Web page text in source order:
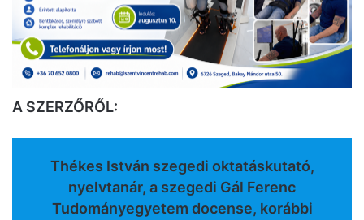
A SZERZŐRŐL:
Thékes István szegedi oktatáskutató,
nyelvtanár, a szegedi Gál Ferenc
Tudományegyetem docense, korábbi